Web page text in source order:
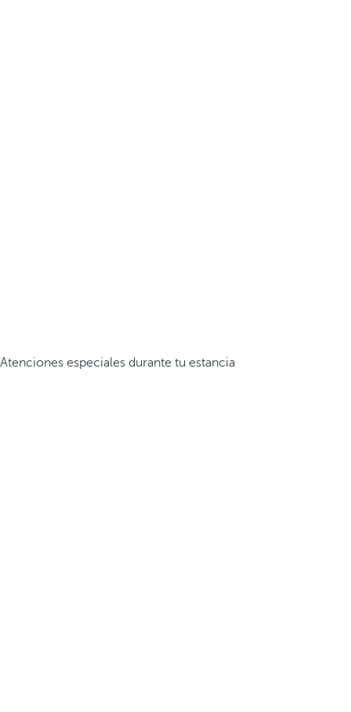
Atenciones especiales durante tu estancia